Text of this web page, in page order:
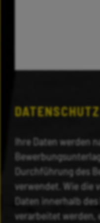
DATENSCHUTZ
Ihre Daten werden
Durchführung des
verwendet. Wie die
Daten innerhalb
verarbeitet werden,